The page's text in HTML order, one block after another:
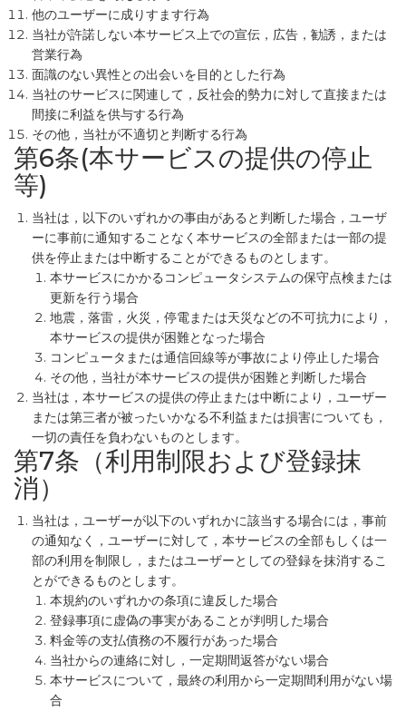
他のユーザーに成りすます行為
当社が許諾しない本サービス上での宣伝，広告，勧誘，または
営業行為
面識のない異性との出会いを目的とした行為
当社のサービスに関連して，反社会的勢力に対して直接または
間接に利益を供与する行為
その他，当社が不適切と判断する行為
第6条(本サービスの提供の停止
等)
当社は，以下のいずれかの事由があると判断した場合，ユーザ
ーに事前に通知することなく本サービスの全部または一部の提
供を停止または中断することができるものとします。
本サービスにかかるコンピュータシステムの保守点検または
更新を行う場合
地震，落雷，火災，停電または天災などの不可抗力により，
本サービスの提供が困難となった場合
コンピュータまたは通信回線等が事故により停止した場合
その他，当社が本サービスの提供が困難と判断した場合
当社は，本サービスの提供の停止または中断により，ユーザー
または第三者が被ったいかなる不利益または損害についても，
一切の責任を負わないものとします。
第7条（利用制限および登録抹
消）
当社は，ユーザーが以下のいずれかに該当する場合には，事前
の通知なく，ユーザーに対して，本サービスの全部もしくは一
部の利用を制限し，またはユーザーとしての登録を抹消するこ
とができるものとします。
本規約のいずれかの条項に違反した場合
登録事項に虚偽の事実があることが判明した場合
料金等の支払債務の不履行があった場合
当社からの連絡に対し，一定期間返答がない場合
本サービスについて，最終の利用から一定期間利用がない場
合